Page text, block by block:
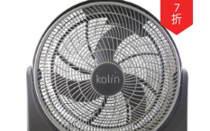
7
折